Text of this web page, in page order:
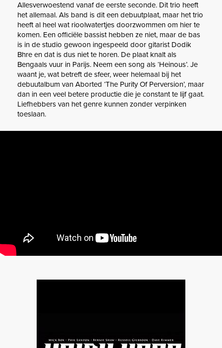
Allesverwoestend vanaf de eerste seconde. Dit trio heeft
het allemaal. Als band is dit een debuutplaat, maar het trio
heeft al heel wat rioolwatertjes doorzwommen om hier te
komen. Een officiële bassist hebben ze niet, maar de bas
is in de studio gewoon ingespeeld door gitarist Dodik
Bhre en dat is dus niet te horen. De plaat knalt als
Bengaals vuur in Parijs. Neem een song als ‘Heinous’. Je
waant je, wat betreft de sfeer, weer helemaal bij het
debuutalbum van Aborted ‘The Purity Of Perversion’, maar
dan in een veel betere productie die je constant te lijf gaat.
Liefhebbers van het genre kunnen zonder verpinken
toeslaan.